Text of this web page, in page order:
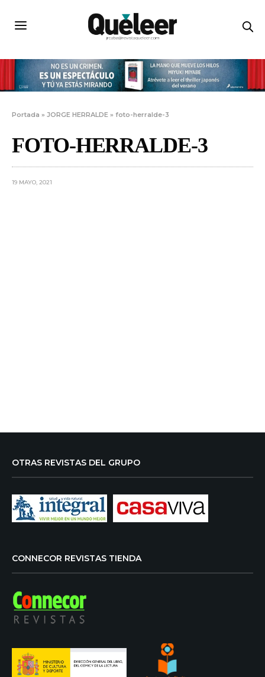
Portada »JORGE HERRALDE »foto-herralde-3
FOTO-HERRALDE-3
19 MAYO, 2021
OTRAS REVISTAS DEL GRUPO
CONNECOR REVISTAS TIENDA